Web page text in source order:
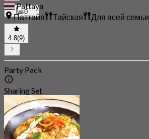
0
Pattaya
Паттайя
Тайская Для всей семьи
4.8(9)
Party Pack
Sharing Set